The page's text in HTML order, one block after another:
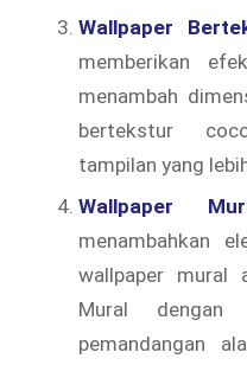
Wallpaper
memberikan
menambah
bertekstur
tampilan yang
Wallpaper
menambahkan
wallpaper mural
Mural dengan
pemandangan